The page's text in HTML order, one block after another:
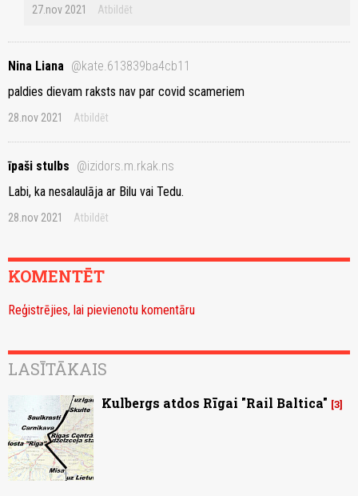
27.nov 2021 Atbildēt
Nina Liana @kate.613839ba4cb11
paldies dievam raksts nav par covid scameriem
28.nov 2021 Atbildēt
īpaši stulbs @izidors.m.rkak.ns
Labi, ka nesalaulāja ar Bilu vai Tedu.
28.nov 2021 Atbildēt
KOMENTĒT
Reģistrējies, lai pievienotu komentāru
LASĪTĀKAIS
Kulbergs atdos Rīgai "Rail Baltica" 3